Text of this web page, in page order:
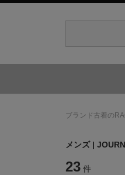
ブランド古着の
メンズ |
23 件